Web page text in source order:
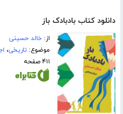
دانلود کتاب بادبادک باز
از:خالد حسینی
موضوع:تاریخی،
۴۱۱ صفحه